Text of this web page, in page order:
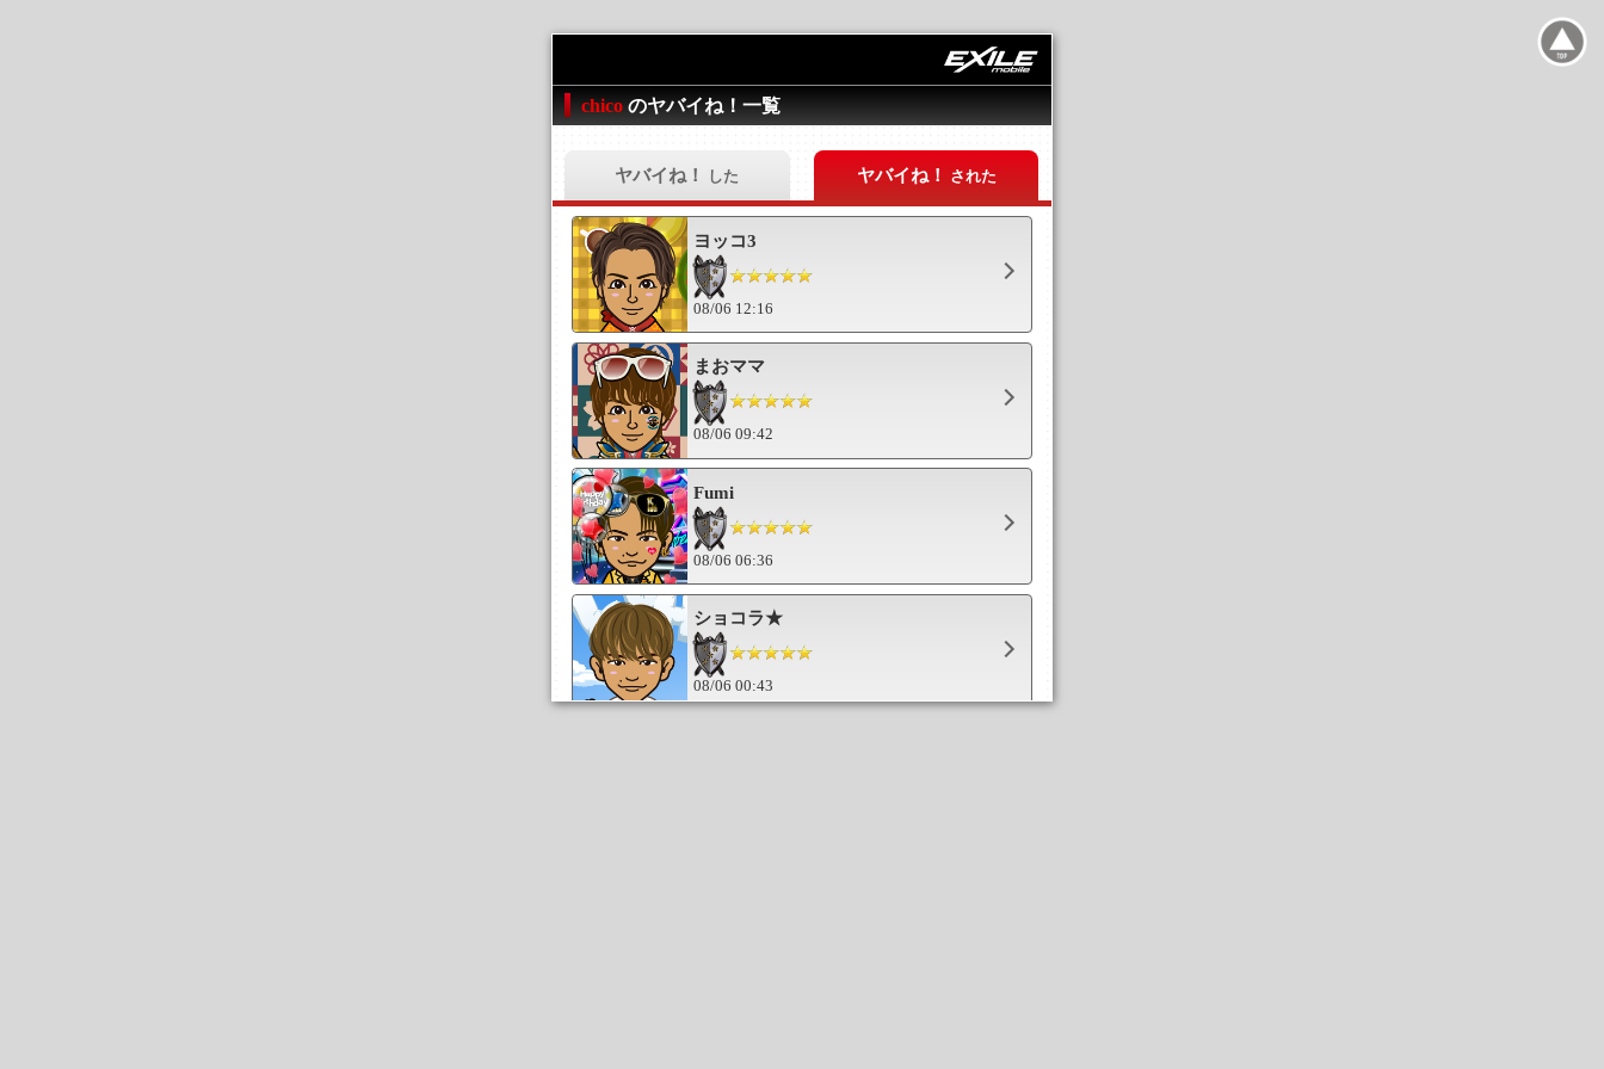
chico のヤバイね！一覧
ヤバイね！ した ヤバイね！ された
ヨッコ3
08/06 12:16
まおママ
08/06 09:42
Fumi
08/06 06:36
ショコラ★
08/06 00:43